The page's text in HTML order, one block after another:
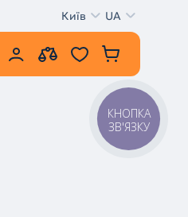
Київ UA
КНОПКА
ЗВ'ЯЗКУ